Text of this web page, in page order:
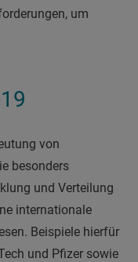
um
von
besonders
und Verteilung
internationale
Beispiele hierfür
und Pfizer sowie